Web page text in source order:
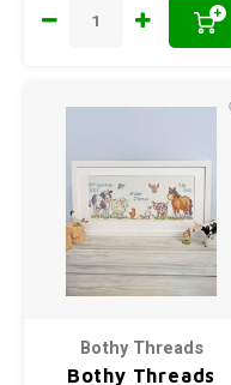
+
Bothy Threads
Bothy Threads